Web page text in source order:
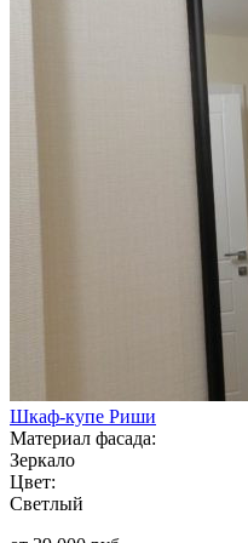
Шкаф-купе Риши
Материал фасада:
Зеркало
Цвет:
Светлый